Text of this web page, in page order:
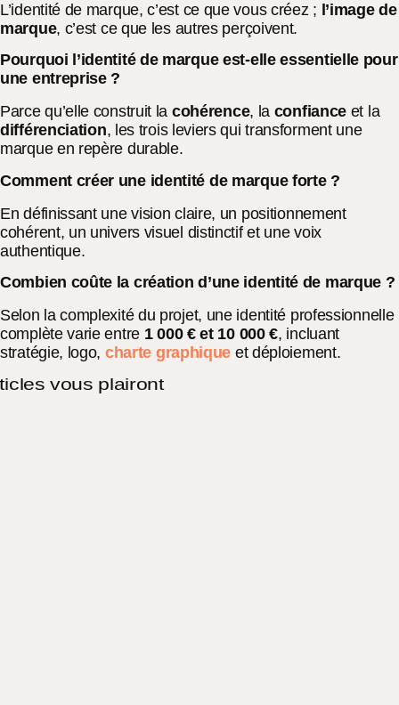
L’identité de marque, c’est ce que vous créez ; l’image de
marque, c’est ce que les autres perçoivent.
Pourquoi l’identité de marque est-elle essentielle pour
une entreprise ?
Parce qu’elle construit la cohérence, la confiance et la
différenciation, les trois leviers qui transforment une
marque en repère durable.
Comment créer une identité de marque forte ?
En définissant une vision claire, un positionnement
cohérent, un univers visuel distinctif et une voix
authentique.
Combien coûte la création d’une identité de marque ?
Selon la complexité du projet, une identité professionnelle
complète varie entre 1 000 € et 10 000 €, incluant
stratégie, logo, charte graphique et déploiement.
vous plairont